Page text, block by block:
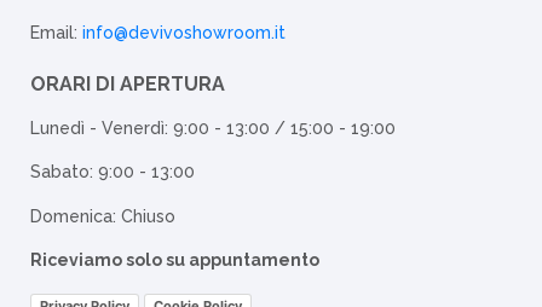
Email: info@devivoshowroom.it
ORARI DI APERTURA
Lunedì - Venerdì: 9:00 - 13:00 / 15:00 - 19:00
Sabato: 9:00 - 13:00
Domenica: Chiuso
Riceviamo solo su appuntamento